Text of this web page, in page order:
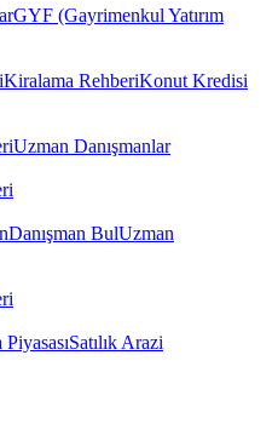
GYF (Gayrimenkul Yatırım
Kiralama RehberiKonut Kredisi
Uzman Danışmanlar
Danışman BulUzman
PiyasasıSatılık Arazi